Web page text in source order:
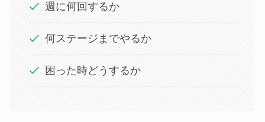
週に何回するか
何ステージまでやるか
困った時どうするか